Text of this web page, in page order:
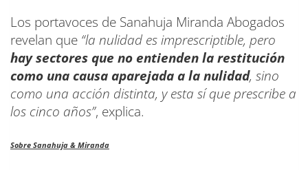
Los portavoces de Sanahuja Miranda Abogados
revelan que “la nulidad es imprescriptible, pero
hay sectores que no entienden la restitución
como una causa aparejada a la nulidad, sino
como una acción distinta, y esta sí que prescribe a
los cinco años”, explica.
Sobre Sanahuja & Miranda